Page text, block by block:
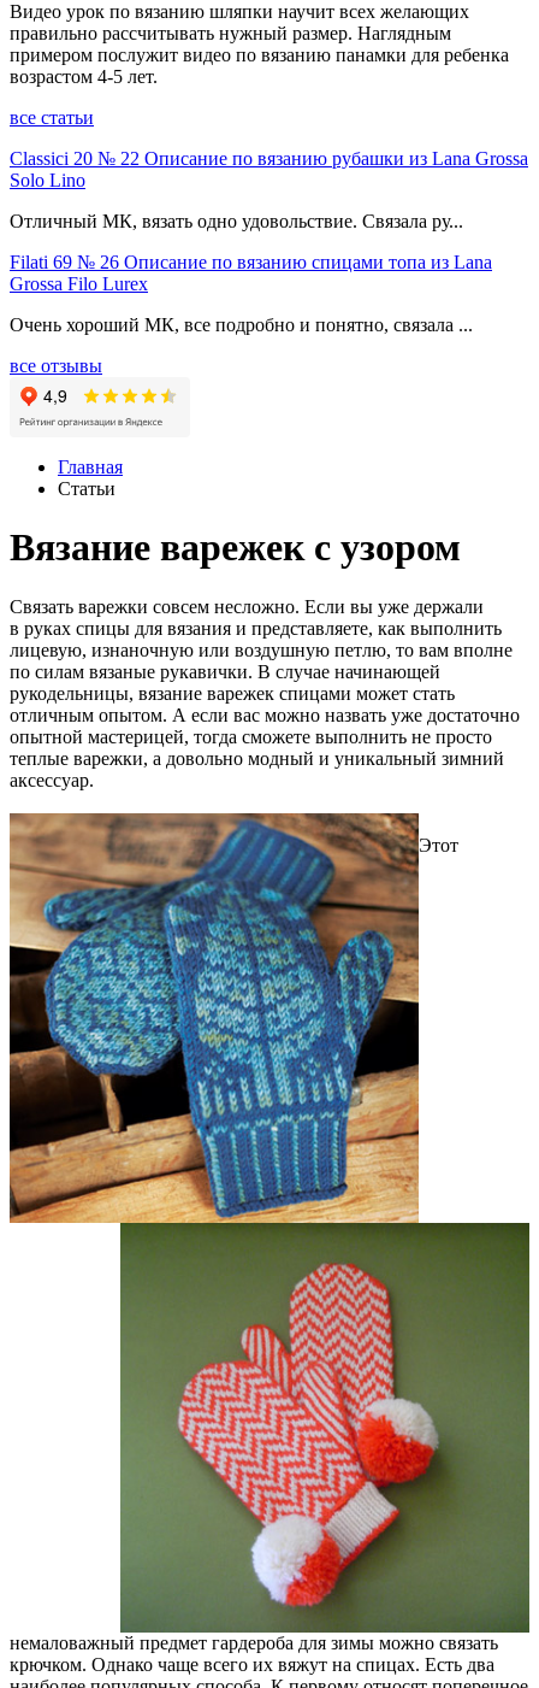
Видео урок по вязанию шляпки научит всех желающих
правильно рассчитывать нужный размер. Наглядным
примером послужит видео по вязанию панамки для ребенка
возрастом 4-5 лет.
все статьи
Classici 20 № 22 Описание по вязанию рубашки из Lana Grossa
Solo Lino
Отличный МК, вязать одно удовольствие. Связала ру...
Filati 69 № 26 Описание по вязанию спицами топа из Lana
Grossa Filo Lurex
Очень хороший МК, все подробно и понятно, связала ...
все отзывы
Главная
Статьи
Вязание варежек с узором
Связать варежки совсем несложно. Если вы уже держали
в руках спицы для вязания и представляете, как выполнить
лицевую, изнаночную или воздушную петлю, то вам вполне
по силам вязаные рукавички. В случае начинающей
рукодельницы, вязание варежек спицами может стать
отличным опытом. А если вас можно назвать уже достаточно
опытной мастерицей, тогда сможете выполнить не просто
теплые варежки, а довольно модный и уникальный зимний
аксессуар.
Этот
немаловажный предмет гардероба для зимы можно связать
крючком. Однако чаще всего их вяжут на спицах. Есть два